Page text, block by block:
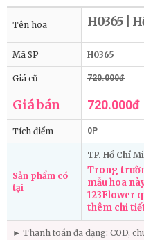
Tên hoa H0365 |
Mã SP H0365
Giá cũ 720.000đ
Giá bán 720.000đ
Tích điểm 0P
Sản phẩm có
tại
TP. Hồ Chí
Trong
mẫu hoa
123Flower
thêm chi
► Thanh toán đa dạng: COD,